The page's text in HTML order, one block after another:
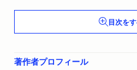
現役武官制復活の発表／陸相へ
制／皇道派復活阻止のための現
田の「密話」／広田内閣における
目次を
著作者プロフィール